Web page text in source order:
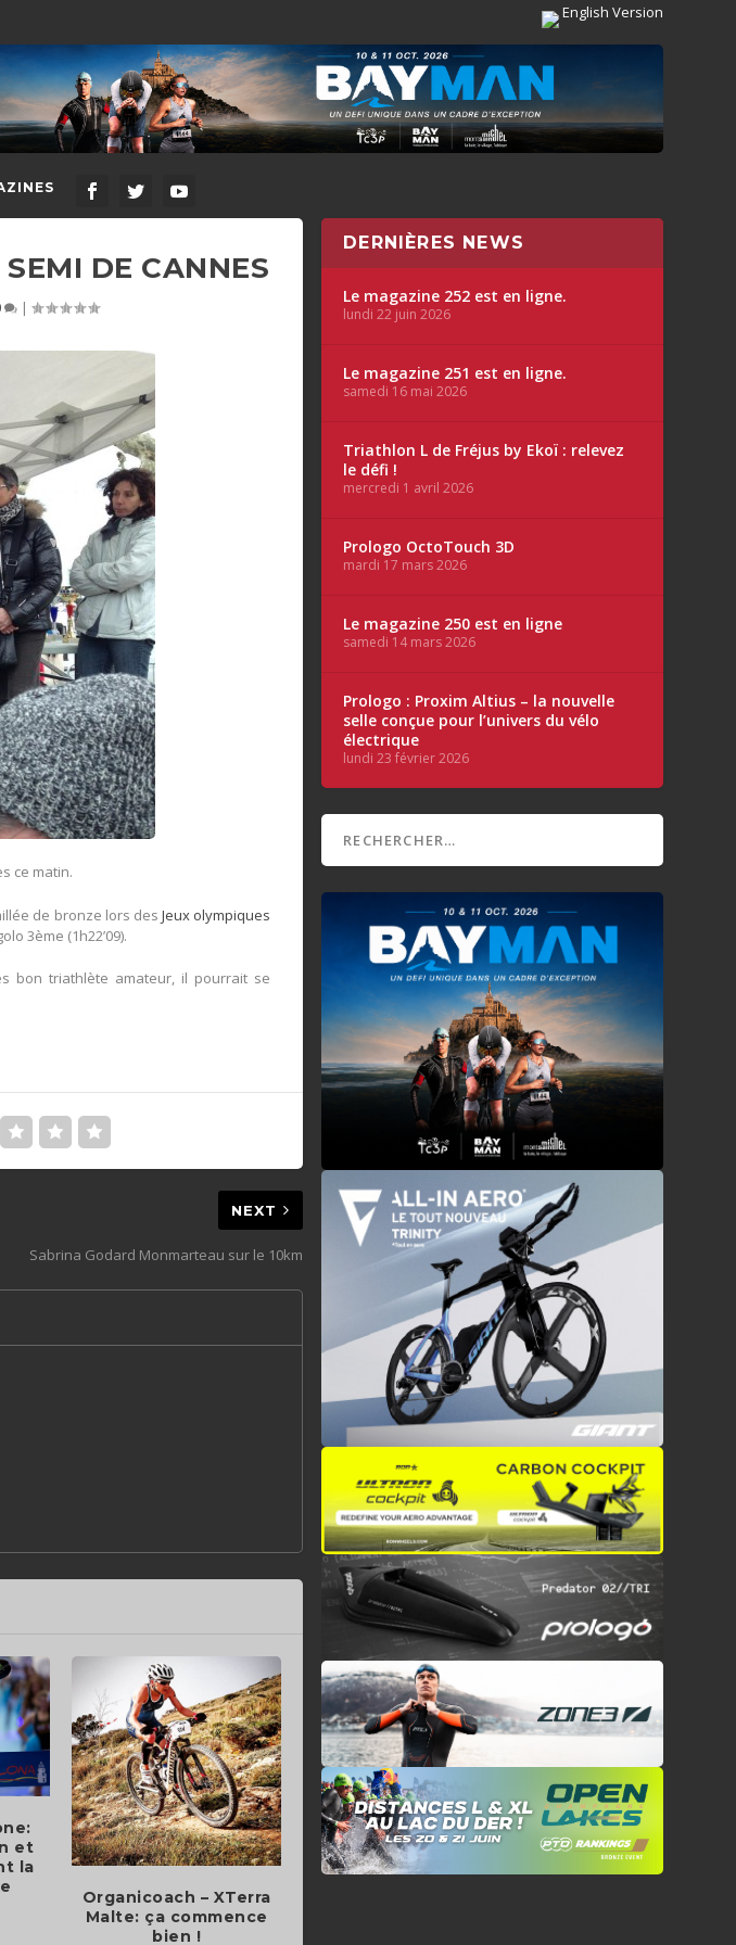
English Version
DE CANNES
|
ce matin.
de bronze lors desJeux olympiques
3ème (1h22’09).
bon triathlète amateur, il pourrait se
NEXT
Sabrina Godard Monmarteau sur le 10km
et
la
Organicoach – XTerra
Malte: ça commence
bien !
DERNIÈRES NEWS
Le magazine 252 est en ligne.
lundi 22 juin 2026
Le magazine 251 est en ligne.
samedi 16 mai 2026
Triathlon L de Fréjus by Ekoï : relevez
le défi !
mercredi 1 avril 2026
Prologo OctoTouch 3D
mardi 17 mars 2026
Le magazine 250 est en ligne
samedi 14 mars 2026
Prologo : Proxim Altius – la nouvelle
selle conçue pour l’univers du vélo
électrique
lundi 23 février 2026